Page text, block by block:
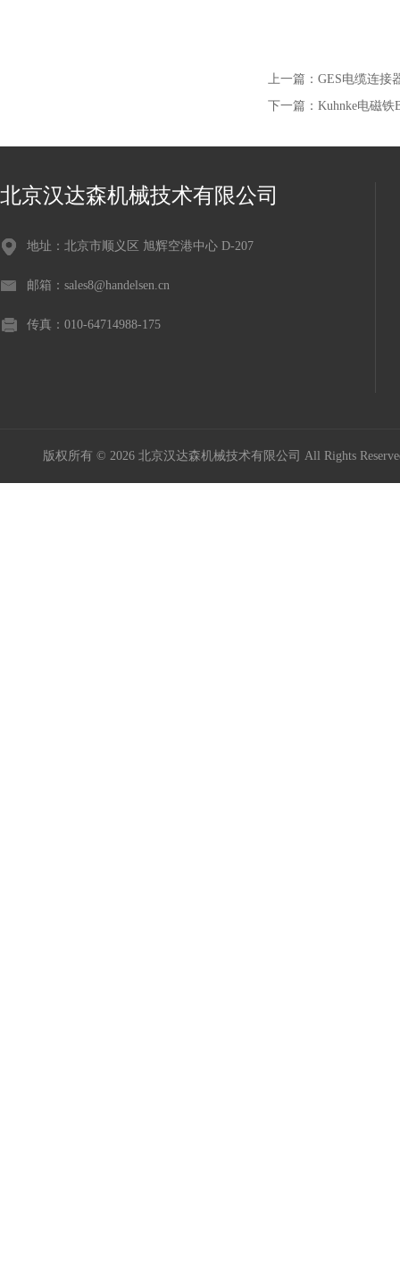
上一篇： GES电缆连接
下一篇： Kuhnke电磁铁
北京汉达森机械技术有限公司
地址：北京市顺义区 旭辉空港中心 D-207
邮箱：sales8@handelsen.cn
传真：010-64714988-175
版权所有 © 2026 北京汉达森机械技术有限公司 All Rights